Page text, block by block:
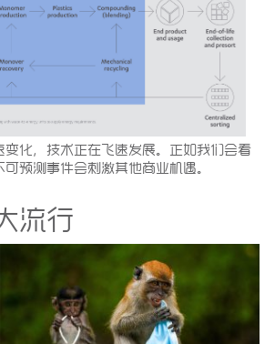
变化，技术正在飞速发展。正如我们会看
预测事件会刺激其他商业机遇。
流行